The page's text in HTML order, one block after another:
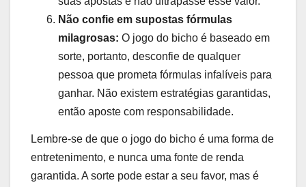
Não confie em supostas fórmulas
milagrosas: O jogo do bicho é baseado em
sorte, portanto, desconfie de qualquer
pessoa que prometa fórmulas infalíveis para
ganhar. Não existem estratégias garantidas,
então aposte com responsabilidade.
Lembre-se de que o jogo do bicho é uma forma de
entretenimento, e nunca uma fonte de renda
garantida. A sorte pode estar a seu favor, mas é